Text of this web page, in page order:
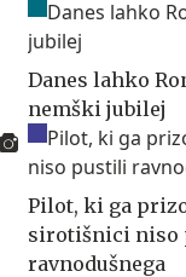
Danes lahko
nemški jubilej
Pilot, ki ga
sirotišnici niso
ravnodušnega